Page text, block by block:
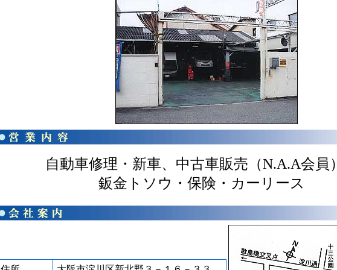
自動車修理・新車、中古車販売（N.A.A会員
鈑金トソウ・保険・カーリース